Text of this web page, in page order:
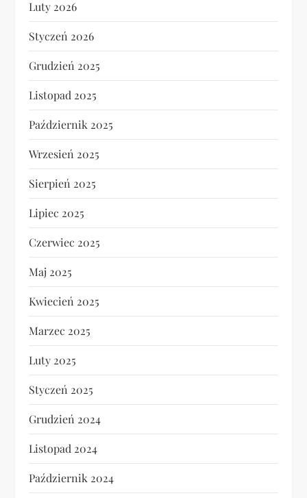
Luty 2026
Styczeń 2026
Grudzień 2025
Listopad 2025
Październik 2025
Wrzesień 2025
Sierpień 2025
Lipiec 2025
Czerwiec 2025
Maj 2025
Kwiecień 2025
Marzec 2025
Luty 2025
Styczeń 2025
Grudzień 2024
Listopad 2024
Październik 2024